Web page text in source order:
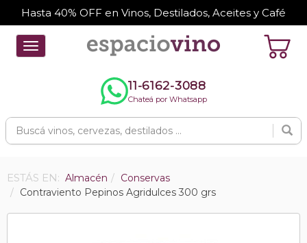
Hasta 40% OFF en Vinos, Destilados, Aceites y Café
Toggle
navigation
11-6162-3088
Chateá por Whatsapp
ESTÁS EN: Almacén
Conservas
Contraviento Pepinos Agridulces 300 grs